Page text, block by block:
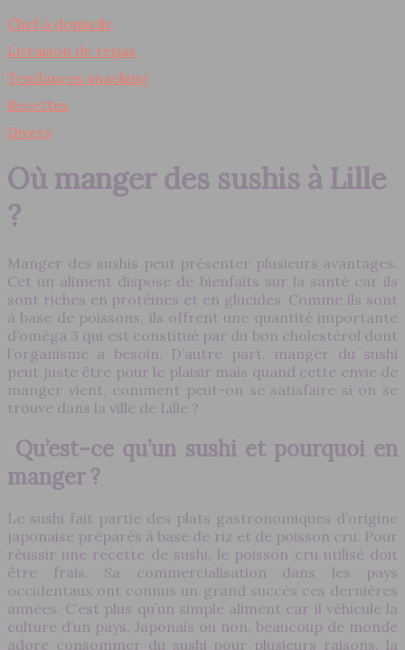
Chef à domicile
Livraison de repas
Tendances snacking
Recettes
Divers
Où manger des sushis à Lille
?
Manger des sushis peut présenter plusieurs avantages.
Cet un aliment dispose de bienfaits sur la santé car ils
sont riches en protéines et en glucides. Comme ils sont
à base de poissons, ils offrent une quantité importante
d’oméga 3 qui est constitué par du bon cholestérol dont
l’organisme a besoin. D’autre part, manger du sushi
peut juste être pour le plaisir mais quand cette envie de
manger vient, comment peut-on se satisfaire si on se
trouve dans la ville de Lille ?
Qu’est-ce qu’un sushi et pourquoi en
manger ?
Le sushi fait partie des plats gastronomiques d’origine
japonaise préparés à base de riz et de poisson cru. Pour
réussir une recette de sushi, le poisson cru utilisé doit
être frais. Sa commercialisation dans les pays
occidentaux ont connus un grand succès ces dernières
années. C’est plus qu’un simple aliment car il véhicule la
culture d’un pays. Japonais ou non, beaucoup de monde
adore consommer du sushi pour plusieurs raisons, la